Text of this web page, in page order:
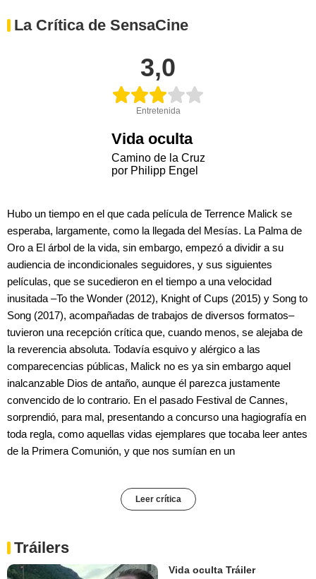
La Crítica de SensaCine
3,0
Entretenida
Vida oculta
Camino de la Cruz
por Philipp Engel
Hubo un tiempo en el que cada película de Terrence Malick se
esperaba, largamente, como la llegada del Mesías. La Palma de
Oro a El árbol de la vida, sin embargo, empezó a dividir a su
audiencia de incondicionales seguidores, y sus siguientes
películas, que se sucedieron en el tiempo a una velocidad
inusitada –To the Wonder (2012), Knight of Cups (2015) y Song to
Song (2017), acompañadas de trabajos de diversos formatos–
tuvieron una recepción crítica que, cuando menos, se alejaba de
la reverencia absoluta. Todavía esquivo y alérgico a las
comparecencias públicas, Malick no es ya sin embargo aquel
inalcanzable Dios de antaño, aunque él parezca justamente
convencido de lo contrario. En el pasado Festival de Cannes,
sorprendió, para mal, presentando a concurso una hagiografía en
toda regla, como aquellas vidas ejemplares que tocaba leer antes
de la Primera Comunión, y que nos sumían en un
Leer crítica
Tráilers
Vida oculta Tráiler